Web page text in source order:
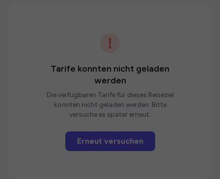
Tarife konnten nicht geladen
werden
Die verfügbaren Tarife für dieses Reiseziel
konnten nicht geladen werden. Bitte
versuche es später erneut.
Erneut versuchen